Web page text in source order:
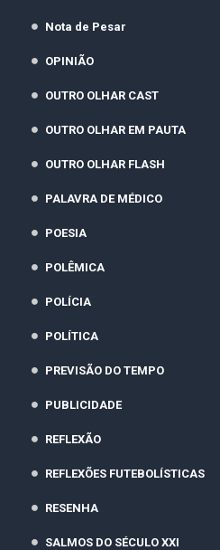
Nota de Pesar
OPINIÃO
OUTRO OLHAR CAST
OUTRO OLHAR EM PAUTA
OUTRO OLHAR FLASH
PALAVRA DE MÉDICO
POESIA
POLÊMICA
POLÍCIA
POLÍTICA
PREVISÃO DO TEMPO
PUBLICIDADE
REFLEXÃO
REFLEXÕES FUTEBOLÍSTICAS
RESENHA
SALMOS DO SÉCULO XXI